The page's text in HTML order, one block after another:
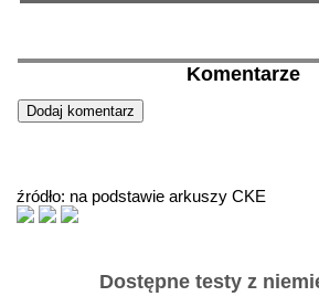
Komentarze
źródło: na podstawie arkuszy CKE
Dostępne testy z